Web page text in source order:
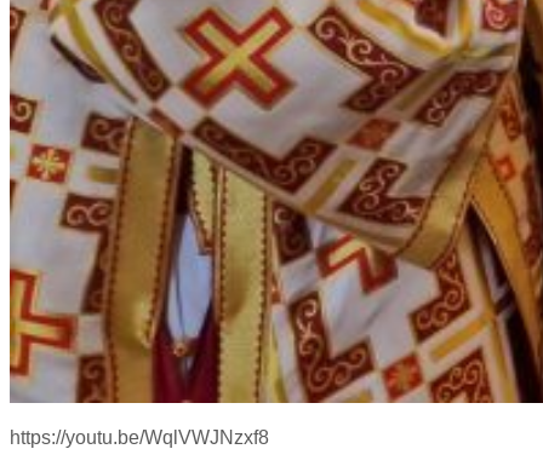
https://youtu.be/WqlVWJNzxf8